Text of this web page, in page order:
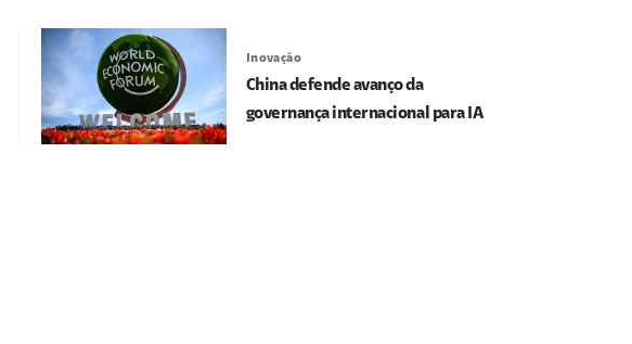
Inovação
China defende avanço da
governança internacional para IA